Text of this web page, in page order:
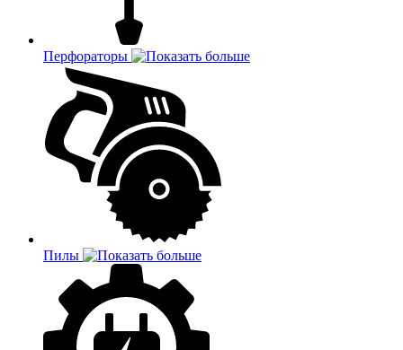
Перфораторы
Пилы